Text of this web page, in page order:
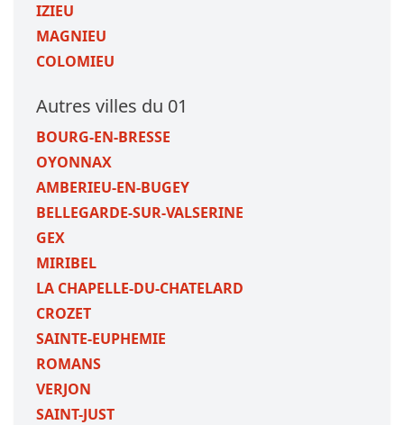
IZIEU
MAGNIEU
COLOMIEU
Autres villes du 01
BOURG-EN-BRESSE
OYONNAX
AMBERIEU-EN-BUGEY
BELLEGARDE-SUR-VALSERINE
GEX
MIRIBEL
LA CHAPELLE-DU-CHATELARD
CROZET
SAINTE-EUPHEMIE
ROMANS
VERJON
SAINT-JUST